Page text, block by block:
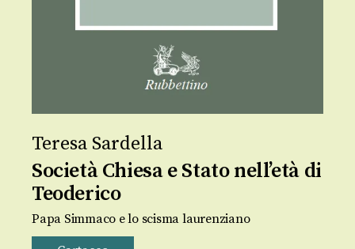
Teresa Sardella
Società Chiesa e Stato nell’età di
Teoderico
Papa Simmaco e lo scisma laurenziano